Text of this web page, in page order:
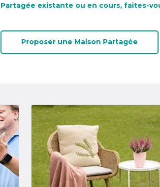
Partagée existante ou en cours, faites-
Proposer une Maison Partagée